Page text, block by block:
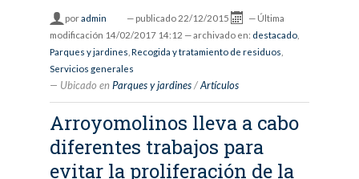
poradmin — publicado 22/12/2015 — Última
modificación 14/02/2017 14:12 — archivado en: destacado,
Parques y jardines Recogida y tratamiento de residuos
Servicios generales
Ubicado en Parques y jardines /Artículos
Arroyomolinos lleva a cabo
diferentes trabajos para
evitar la proliferación de la